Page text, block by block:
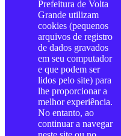
Prefeitura de Volta
Grande utilizam
cookies (pequenos
arquivos de registro
de dados gravados
em seu computador
e que podem ser
lidos pelo site) para
lhe proporcionar a
melhor experiência.
No entanto, ao
continuar a navegar